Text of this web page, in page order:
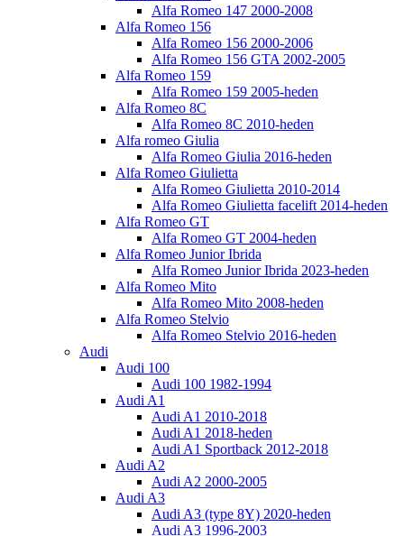
Alfa Romeo 147 2000-2008
Alfa Romeo 156
Alfa Romeo 156 2000-2006
Alfa Romeo 156 GTA 2002-2005
Alfa Romeo 159
Alfa Romeo 159 2005-heden
Alfa Romeo 8C
Alfa Romeo 8C 2010-heden
Alfa romeo Giulia
Alfa Romeo Giulia 2016-heden
Alfa Romeo Giulietta
Alfa Romeo Giulietta 2010-2014
Alfa Romeo Giulietta facelift 2014-heden
Alfa Romeo GT
Alfa Romeo GT 2004-heden
Alfa Romeo Junior Ibrida
Alfa Romeo Junior Ibrida 2023-heden
Alfa Romeo Mito
Alfa Romeo Mito 2008-heden
Alfa Romeo Stelvio
Alfa Romeo Stelvio 2016-heden
Audi
Audi 100
Audi 100 1982-1994
Audi A1
Audi A1 2010-2018
Audi A1 2018-heden
Audi A1 Sportback 2012-2018
Audi A2
Audi A2 2000-2005
Audi A3
Audi A3 (type 8Y) 2020-heden
Audi A3 1996-2003